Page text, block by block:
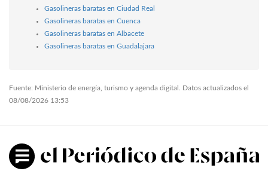
Gasolineras baratas en Ciudad Real
Gasolineras baratas en Cuenca
Gasolineras baratas en Albacete
Gasolineras baratas en Guadalajara
Fuente: Ministerio de energía, turismo y agenda digital. Datos actualizados el
08/08/2026 13:53